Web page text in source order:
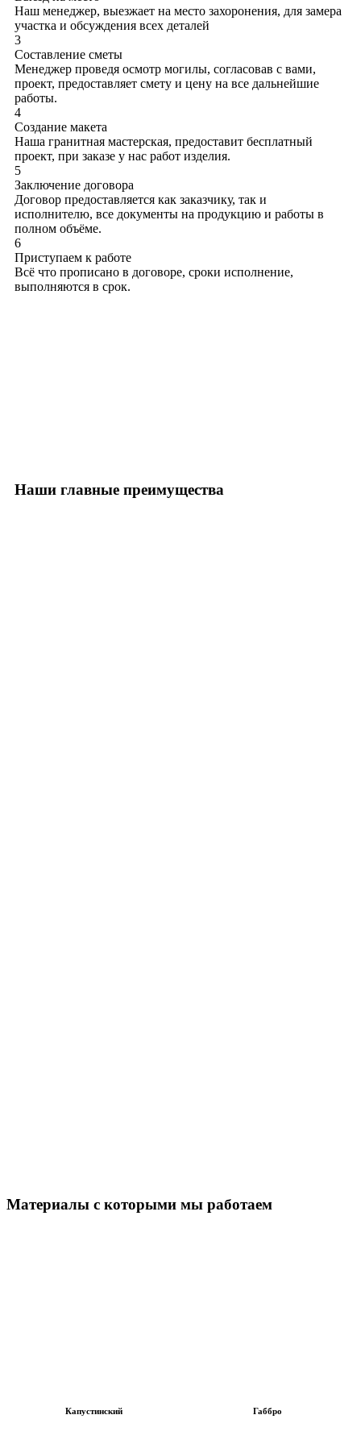
Наш менеджер, выезжает на место захоронения, для замера
участка и обсуждения всех деталей
3
Составление сметы
Менеджер проведя осмотр могилы, согласовав с вами,
проект, предоставляет смету и цену на все дальнейшие
работы.
4
Создание макета
Наша гранитная мастерская, предоставит бесплатный
проект, при заказе у нас работ изделия.
5
Заключение договора
Договор предоставляется как заказчику, так и
исполнителю, все документы на продукцию и работы в
полном объёме.
6
Приступаем к работе
Всё что прописано в договоре, сроки исполнение,
выполняются в срок.
Наши главные преимущества
Материалы с которыми мы работаем
Капустинский Габбро